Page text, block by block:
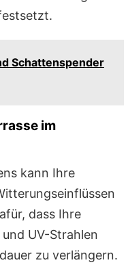
Schattenspender
im
kann Ihre
dass Ihre
UV-Strahlen
zu verlängern.